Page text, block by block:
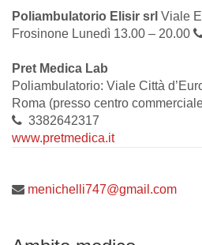
Poliambulatorio Elisir srl Viale
Frosinone Lunedì 13.00 – 20.00
Pret Medica Lab
Poliambulatorio: Viale Città
Roma (presso centro
3382642317
www.pretmedica.it
menichelli747@gmail.com